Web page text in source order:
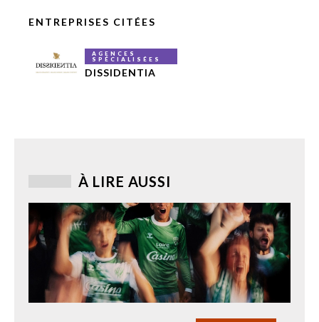
ENTREPRISES CITÉES
AGENCES
SPÉCIALISÉES
DISSIDENTIA
À LIRE AUSSI